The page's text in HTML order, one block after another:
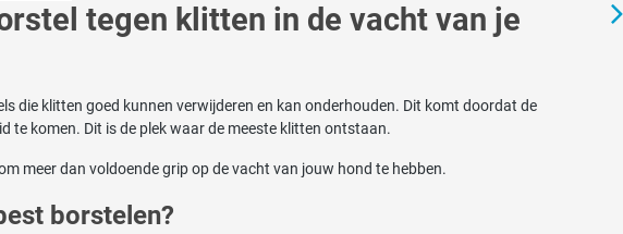
tegen klitten in de vacht van je
die klitten goed kunnen verwijderen en kan onderhouden. Dit komt doordat de
te komen. Dit is de plek waar de meeste klitten ontstaan.
meer dan voldoende grip op de vacht van jouw hond te hebben.
borstelen?